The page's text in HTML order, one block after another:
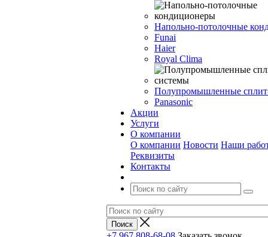
Напольно-потолочные
Funai
Haier
Royal Clima
Полупромышленные
Panasonic
Акции
Услуги
О компании
О компании Новости Наши
Реквизиты
Контакты